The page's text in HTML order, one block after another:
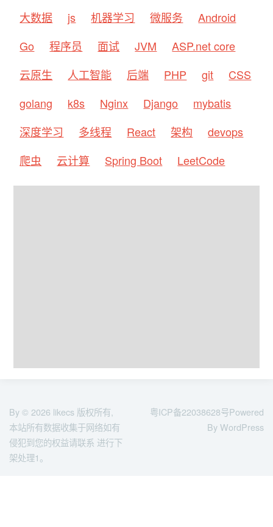
大数据
js 机器学习 微服务
Android
Go
程序员 面试 JVM
ASP.net core
云原生
人工智能 后端 PHP git
CSS
golang
k8s Nginx Django
mybatis
深度学习
多线程 React 架构
devops
爬虫
云计算 Spring Boot LeetCode
By © 2026 likecs 版权所有,
本站所有数据收集于网络如有
侵犯到您的权益请联系 进行下
架处理1。
粤ICP备22038628号Powered
By WordPress